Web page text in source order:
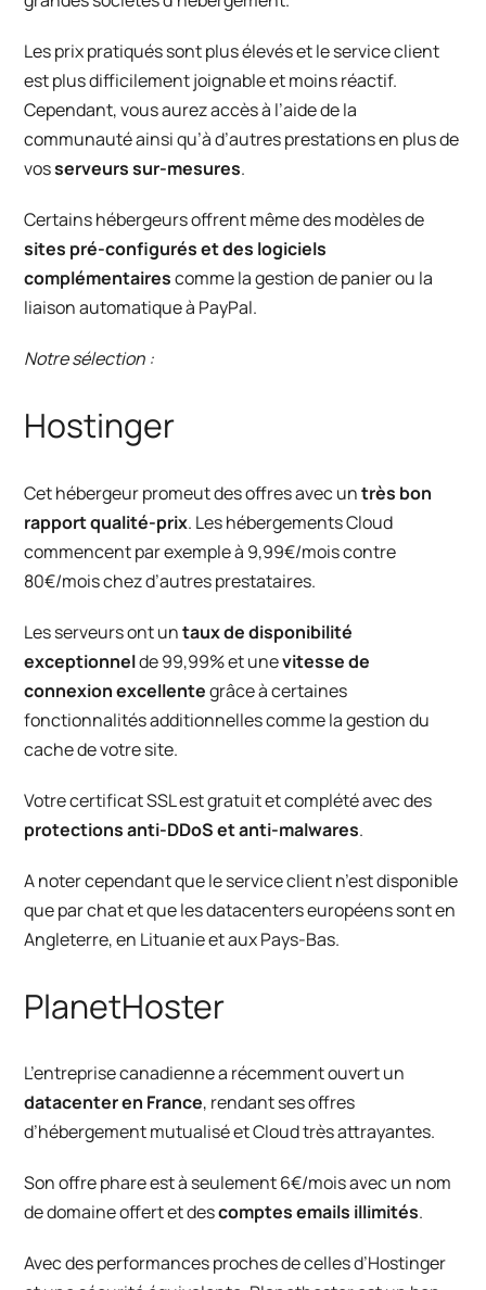
Les prix pratiqués sont plus élevés et le service client
est plus difficilement joignable et moins réactif.
Cependant, vous aurez accès à l’aide de la
communauté ainsi qu’à d’autres prestations en plus de
vosserveurs sur-mesures.
Certains hébergeurs offrent même des modèles de
sites pré-configurés et des logiciels
complémentairescomme la gestion de panier ou la
liaison automatique à PayPal.
Notre sélection :
Hostinger
Cet hébergeur promeut des offres avec untrès bon
rapport qualité-prix. Les hébergements Cloud
commencent par exemple à 9,99€/mois contre
80€/mois chez d’autres prestataires.
Les serveurs ont untaux de disponibilité
exceptionnelde 99,99% et unevitesse de
connexion excellentegrâce à certaines
fonctionnalités additionnelles comme la gestion du
cache de votre site.
Votre certificat SSL est gratuit et complété avec des
protections anti-DDoS et anti-malwares.
A noter cependant que le service client n’est disponible
que par chat et que les datacenters européens sont en
Angleterre, en Lituanie et aux Pays-Bas.
PlanetHoster
L’entreprise canadienne a récemment ouvert un
datacenter en France, rendant ses offres
d’hébergement mutualisé et Cloud très attrayantes.
Son offre phare est à seulement 6€/mois avec un nom
de domaine offert et descomptes emails illimités.
Avec des performances proches de celles d’Hostinger